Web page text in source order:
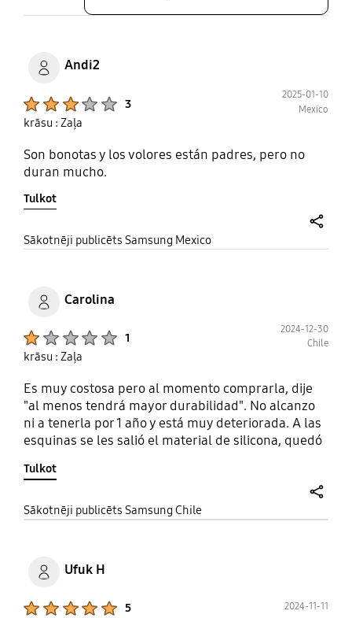
Andi2
3
2025-01-10
Mexico
krāsu : Zaļa
Son bonotas y los volores están padres, pero no
duran mucho.
Tulkot
Sākotnēji publicēts Samsung Mexico
Carolina
1
2024-12-30
Chile
krāsu : Zaļa
Es muy costosa pero al momento comprarla, dije
"al menos tendrá mayor durabilidad". No alcanzo
ni a tenerla por 1 año y está muy deteriorada. A las
esquinas se les salió el material de silicona, quedó
pesar de la buena manipulación. Era mas
conveniente comprar una carcasa de menor valor
si hubiera sabido que ésta duraría tan poco
Tulkot
Sākotnēji publicēts Samsung Chile
Ufuk H
5 2024-11-11